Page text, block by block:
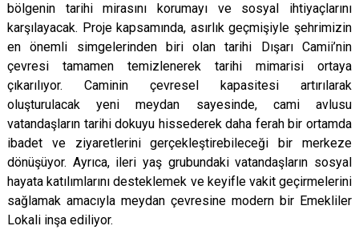
bölgenin tarihi mirasını korumayı ve sosyal ihtiyaçlarını
karşılayacak. Proje kapsamında, asırlık geçmişiyle şehrimizin
en önemli simgelerinden biri olan tarihi Dışarı Camii’nin
çevresi tamamen temizlenerek tarihi mimarisi ortaya
çıkarılıyor. Caminin çevresel kapasitesi artırılarak
oluşturulacak yeni meydan sayesinde, cami avlusu
vatandaşların tarihi dokuyu hissederek daha ferah bir ortamda
ibadet ve ziyaretlerini gerçekleştirebileceği bir merkeze
dönüşüyor. Ayrıca, ileri yaş grubundaki vatandaşların sosyal
hayata katılımlarını desteklemek ve keyifle vakit geçirmelerini
sağlamak amacıyla meydan çevresine modern bir Emekliler
Lokali inşa ediliyor.